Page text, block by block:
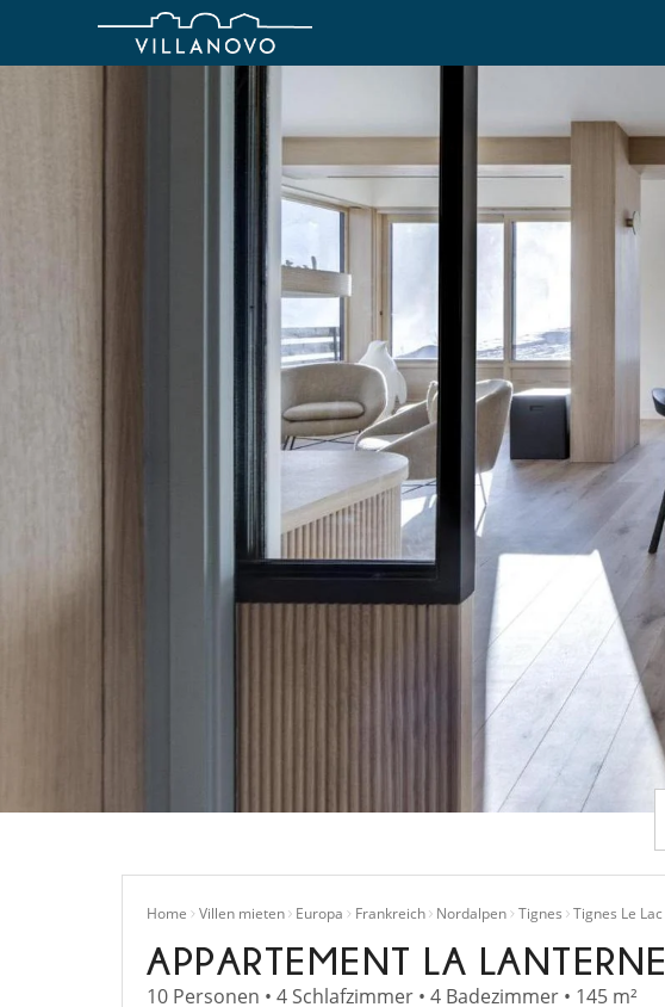
Home Villen mieten Europa Frankreich Nordalpen Tignes Tignes Le Lac
APPARTEMENT LA LANTERNE
10 Personen • 4 Schlafzimmer • 4 Badezimmer • 145 m²